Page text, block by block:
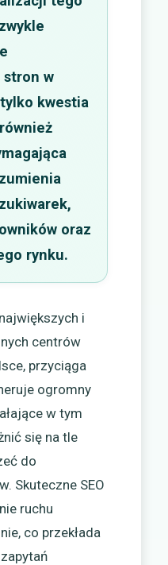
stron w
kwestia
oraz
rynku.
i
centrów
przyciąga
ogromny
w tym
się na tle
do
Skuteczne SEO
ruchu
co przekłada